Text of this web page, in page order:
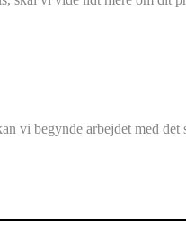
vi begynde arbejdet med det